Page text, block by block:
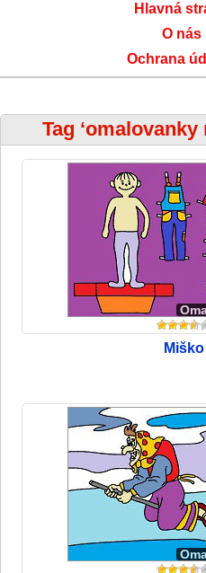
Hlavná
O nás
Ochrana
Tag ‘omalovanky
Miško